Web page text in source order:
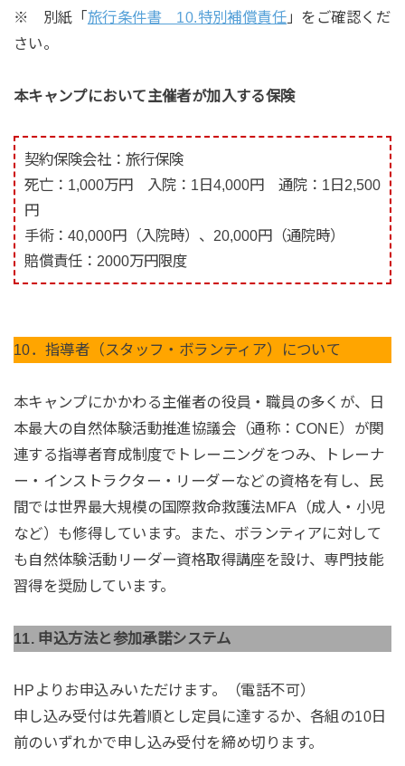
※ 別紙「 旅行条件書 10.特別補償責任 」をご確認くだ
さい。
本キャンプにおいて主催者が加入する保険
契約保険会社：旅行保険
死亡：1,000万円 入院：1日4,000円 通院：1日2,500
円
手術：40,000円（入院時）、20,000円（通院時）
賠償責任：2000万円限度
10．指導者（スタッフ・ボランティア）について
本キャンプにかかわる主催者の役員・職員の多くが、日
本最大の自然体験活動推進協議会（通称：CONE）が関
連する指導者育成制度でトレーニングをつみ、トレーナ
ー・インストラクター・リーダーなどの資格を有し、民
間では世界最大規模の国際救命救護法MFA（成人・小児
など）も修得しています。また、ボランティアに対して
も自然体験活動リーダー資格取得講座を設け、専門技能
習得を奨励しています。
11. 申込方法と参加承諾システム
HPよりお申込みいただけます。（電話不可）
申し込み受付は先着順とし定員に達するか、各組の10日
前のいずれかで申し込み受付を締め切ります。